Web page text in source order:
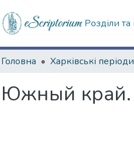
Розділи та
Головна
Южный край.